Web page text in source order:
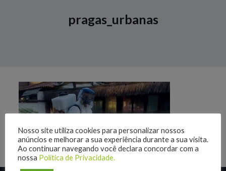
pragas_urbanas
Nosso site utiliza cookies para personalizar nossos
anúncios e melhorar a sua experiência durante a sua visita.
Ao continuar navegando você declara concordar com a
nossa Política de Privacidade.